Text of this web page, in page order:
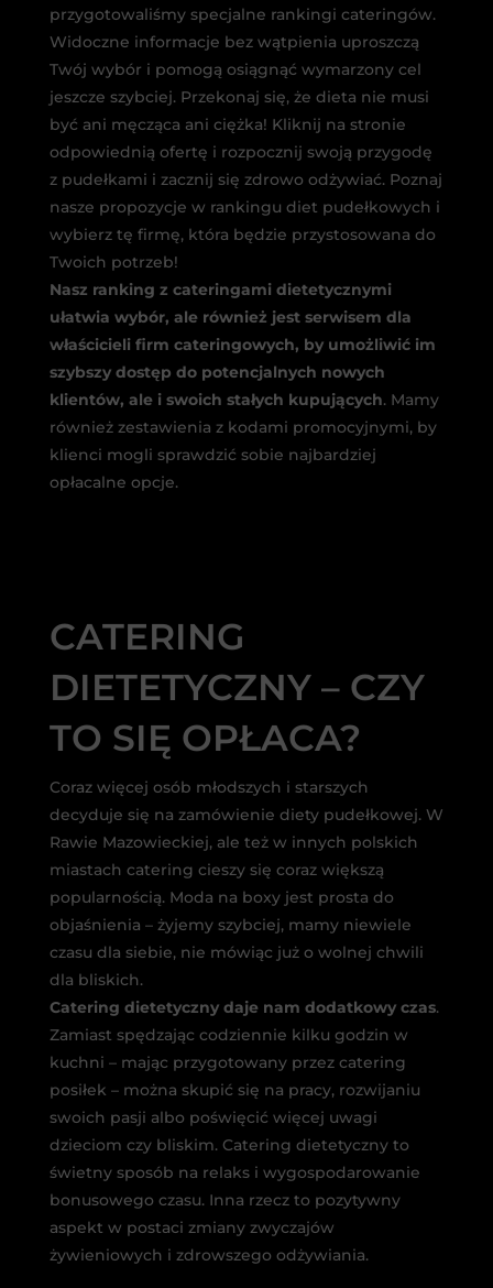
przygotowaliśmy specjalne rankingi cateringów.
Widoczne informacje bez wątpienia uproszczą
Twój wybór i pomogą osiągnąć wymarzony cel
jeszcze szybciej. Przekonaj się, że dieta nie musi
być ani męcząca ani ciężka! Kliknij na stronie
odpowiednią ofertę i rozpocznij swoją przygodę
z pudełkami i zacznij się zdrowo odżywiać. Poznaj
nasze propozycje w rankingu diet pudełkowych i
wybierz tę firmę, która będzie przystosowana do
Twoich potrzeb!
Nasz ranking z cateringami dietetycznymi
ułatwia wybór, ale również jest serwisem dla
właścicieli firm cateringowych, by umożliwić im
szybszy dostęp do potencjalnych nowych
klientów, ale i swoich stałych kupujących. Mamy
również zestawienia z kodami promocyjnymi, by
klienci mogli sprawdzić sobie najbardziej
opłacalne opcje.
CATERING
DIETETYCZNY – CZY
TO SIĘ OPŁACA?
Coraz więcej osób młodszych i starszych
decyduje się na zamówienie diety pudełkowej. W
Rawie Mazowieckiej, ale też w innych polskich
miastach catering cieszy się coraz większą
popularnością. Moda na boxy jest prosta do
objaśnienia – żyjemy szybciej, mamy niewiele
czasu dla siebie, nie mówiąc już o wolnej chwili
dla bliskich.
Catering dietetyczny daje nam dodatkowy czas.
Zamiast spędzając codziennie kilku godzin w
kuchni – mając przygotowany przez catering
posiłek – można skupić się na pracy, rozwijaniu
swoich pasji albo poświęcić więcej uwagi
dzieciom czy bliskim. Catering dietetyczny to
świetny sposób na relaks i wygospodarowanie
bonusowego czasu. Inna rzecz to pozytywny
aspekt w postaci zmiany zwyczajów
żywieniowych i zdrowszego odżywiania.